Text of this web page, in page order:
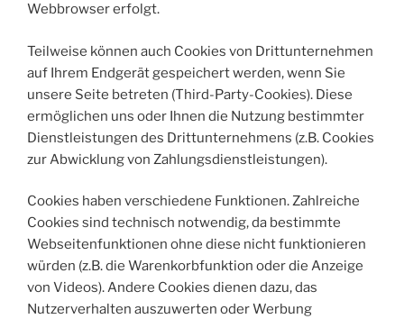
Webbrowser erfolgt.
Teilweise können auch Cookies von Drittunternehmen
auf Ihrem Endgerät gespeichert werden, wenn Sie
unsere Seite betreten (Third-Party-Cookies). Diese
ermöglichen uns oder Ihnen die Nutzung bestimmter
Dienstleistungen des Drittunternehmens (z.B. Cookies
zur Abwicklung von Zahlungsdienstleistungen).
Cookies haben verschiedene Funktionen. Zahlreiche
Cookies sind technisch notwendig, da bestimmte
Webseitenfunktionen ohne diese nicht funktionieren
würden (z.B. die Warenkorbfunktion oder die Anzeige
von Videos). Andere Cookies dienen dazu, das
Nutzerverhalten auszuwerten oder Werbung